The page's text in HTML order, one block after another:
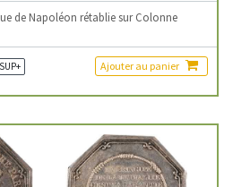
de Napoléon rétablie sur Colonne
SUP+ Ajouter au panier